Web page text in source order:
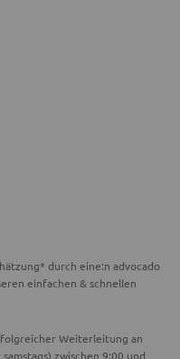
durch eine:n advocado
einfachen & schnellen
Weiterleitung an
zwischen 9:00 und